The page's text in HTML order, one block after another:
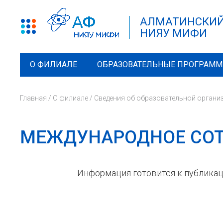
НИЯУ МИФИ
О ФИЛИАЛЕ ОБРАЗОВАТЕЛЬНЫЕ
Главная / О филиале / Сведения об образовательной
МЕЖДУНАРОДНОЕ
Информация готовится к